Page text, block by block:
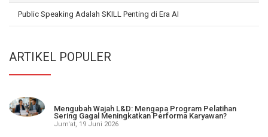
Public Speaking Adalah SKILL Penting di Era AI
ARTIKEL POPULER
Mengubah Wajah L&D: Mengapa Program Pelatihan
Sering Gagal Meningkatkan Performa Karyawan?
Jum'at, 19 Juni 2026